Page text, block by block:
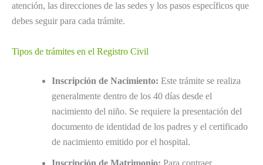
atención, las direcciones de las sedes y los pasos específicos que
debes seguir para cada trámite.
Tipos de trámites en el Registro Civil
Inscripción de Nacimiento: Este trámite se realiza
generalmente dentro de los 40 días desde el
nacimiento del niño. Se requiere la presentación del
documento de identidad de los padres y el certificado
de nacimiento emitido por el hospital.
Inscripción de Matrimonio: Para contraer